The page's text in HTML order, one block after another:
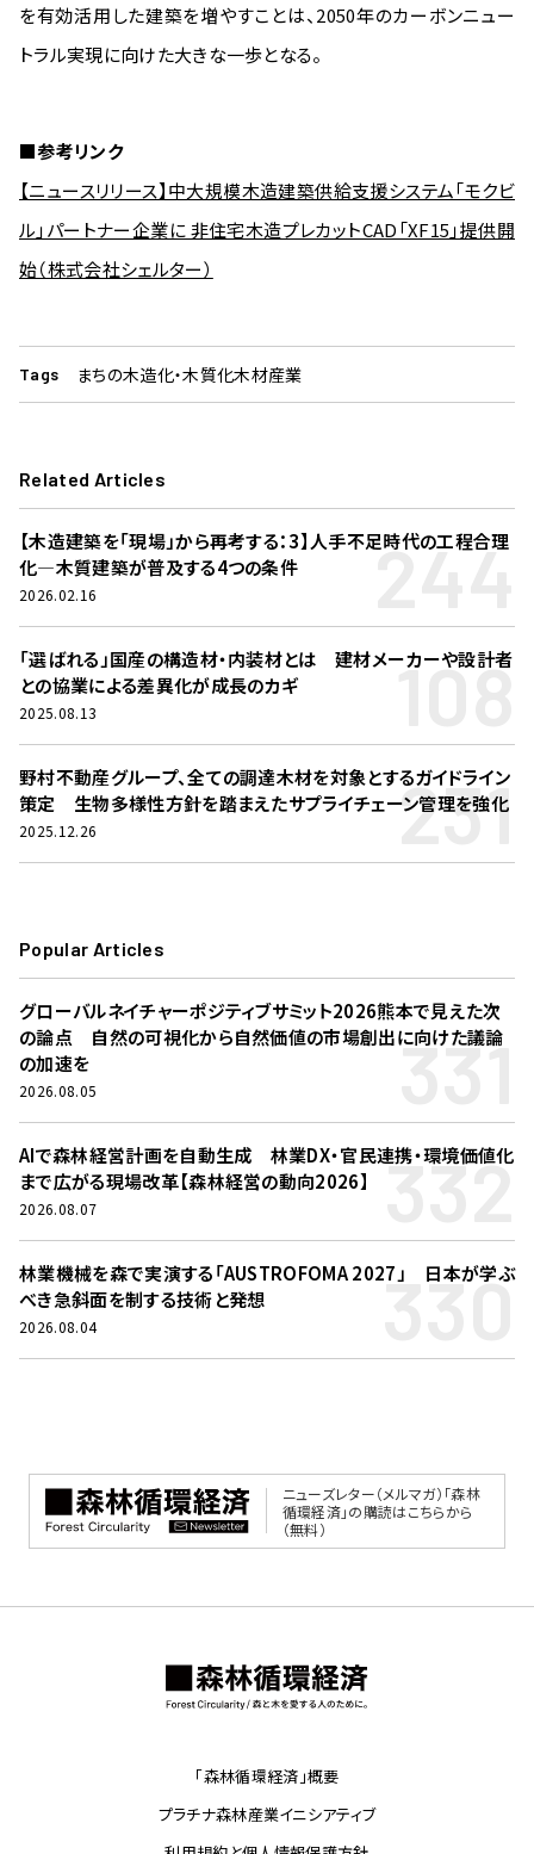
を有効活用した建築を増やすことは、2050年のカーボンニュー
トラル実現に向けた大きな一歩となる。
■参考リンク
【ニュースリリース】中大規模木造建築供給支援システム「モクビ
ル」パートナー企業に 非住宅木造プレカットCAD「XF15」提供開
始（株式会社シェルター）
Tags まちの木造化・木質化木材産業
Related Articles
【木造建築を「現場」から再考する：3】人手不足時代の工程合理
化―木質建築が普及する4つの条件
244
2026.02.16
「選ばれる」国産の構造材・内装材とは 建材メーカーや設計者
との協業による差異化が成長のカギ
108
2025.08.13
野村不動産グループ、全ての調達木材を対象とするガイドライン
策定 生物多様性方針を踏まえたサプライチェーン管理を強化
231
2025.12.26
Popular Articles
グローバルネイチャーポジティブサミット2026熊本で見えた次
の論点 自然の可視化から自然価値の市場創出に向けた議論
の加速を
331
2026.08.05
AIで森林経営計画を自動生成 林業DX・官民連携・環境価値化
まで広がる現場改革【森林経営の動向2026】
332
2026.08.07
林業機械を森で実演する「AUSTROFOMA 2027」 日本が学ぶ
べき急斜面を制する技術と発想
330
2026.08.04
ニューズレター（メルマガ）「森林
循環経済」の購読はこちらから
（無料）
「森林循環経済」概要
プラチナ森林産業イニシアティブ